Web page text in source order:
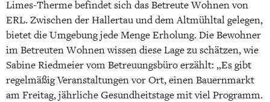
Limes-Therme befindet sich das Betreute Wohnen von
ERL. Zwischen der Hallertau und dem Altmühltal gelegen,
bietet die Umgebung jede Menge Erholung. Die Bewohner
im Betreuten Wohnen wissen diese Lage zu schätzen, wie
Sabine Riedmeier vom Betreuungsbüro erzählt: „Es gibt
regelmäßig Veranstaltungen vor Ort, einen Bauernmarkt
am Freitag, jährliche Gesundheitstage mit viel Programm.